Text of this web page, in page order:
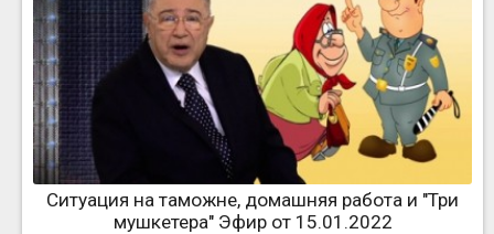
Ситуация на таможне, домашняя работа и "Три
мушкетера" Эфир от 15.01.2022